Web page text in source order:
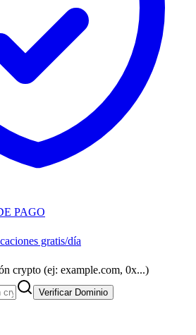
PAGO
gratis/día
crypto (ej: example.com, 0x...)
Verificar Dominio